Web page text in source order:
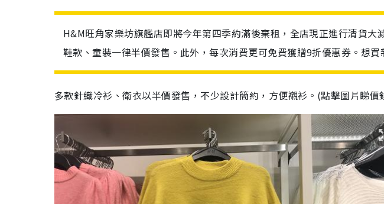
H&M旺角家樂坊旗艦店即將今年第四季約滿後棄租，全店現正進行清貨大
鞋款、童裝一律半價發售。此外，每次消費更可免費獲贈9折優惠券。想買
多款針織冷衫、衛衣以半價發售，不少設計簡約，方便襯衫。(點擊圖片睇價